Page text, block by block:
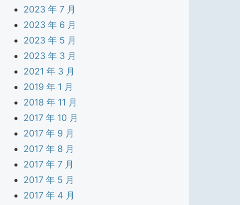
2023 年 7 月
2023 年 6 月
2023 年 5 月
2023 年 3 月
2021 年 3 月
2019 年 1 月
2018 年 11 月
2017 年 10 月
2017 年 9 月
2017 年 8 月
2017 年 7 月
2017 年 5 月
2017 年 4 月